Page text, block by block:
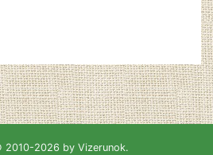
2026 by Vizerunok.